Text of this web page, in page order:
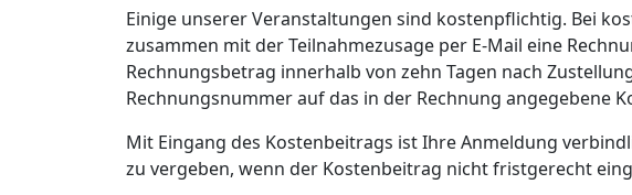
Einige unserer Veranstaltungen sind kostenpflichtig. Bei
zusammen mit der Teilnahmezusage per E-Mail eine
Rechnungsbetrag innerhalb von zehn Tagen nach
Rechnungsnummer auf das in der Rechnung angegebene
Mit Eingang des Kostenbeitrags ist Ihre Anmeldung
zu vergeben, wenn der Kostenbeitrag nicht fristgerecht